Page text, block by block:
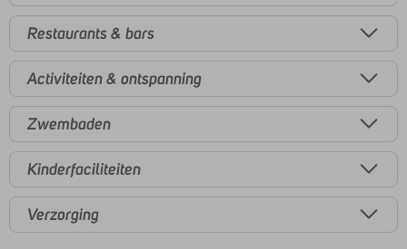
Restaurants & bars
Activiteiten & ontspanning
Zwembaden
Kinderfaciliteiten
Verzorging